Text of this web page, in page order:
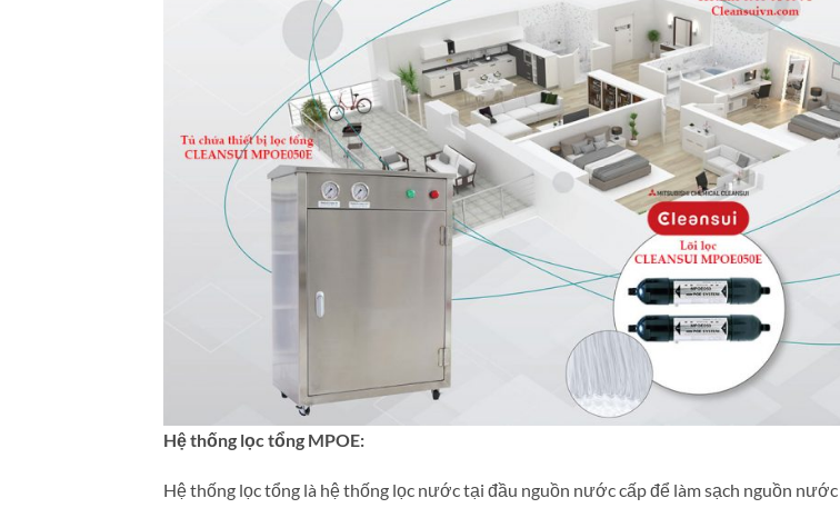
Hệ thống lọc tổng MPOE:
Hệ thống lọc tổng là hệ thống lọc nước tại đầu nguồn nước cấp để làm sạch nguồn